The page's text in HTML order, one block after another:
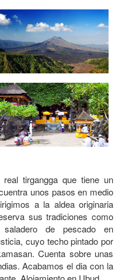
tirgangga que tiene un
unos pasos en medio
a la aldea originaria
sus tradiciones como
saladero de pescado en
cuyo techo pintado por
Cuenta sobre unas
Acabamos el dia con la